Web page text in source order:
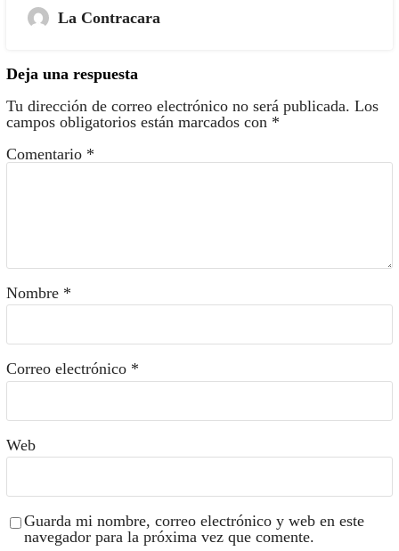
La Contracara
Deja una respuesta
Tu dirección de correo electrónico no será publicada. Los
campos obligatorios están marcados con *
Comentario *
Nombre *
Correo electrónico *
Web
Guarda mi nombre, correo electrónico y web en este
navegador para la próxima vez que comente.